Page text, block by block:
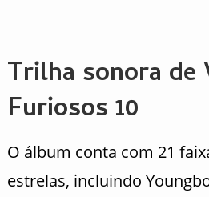
Trilha sonora de
Furiosos 10
O álbum conta com 21
estrelas, incluindo